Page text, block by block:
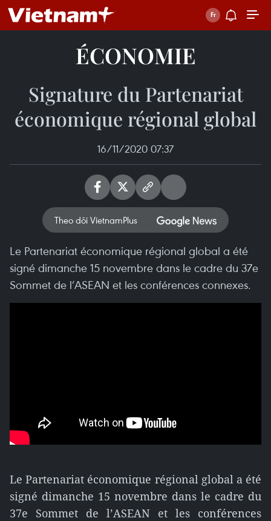
ÉCONOMIE
Signature du Partenariat
économique régional global
16/11/2020 07:37
Theo dõi VietnamPlus
Le Partenariat économique régional global a été
signé dimanche 15 novembre dans le cadre du 37e
Sommet de l’ASEAN et les conférences connexes.
Le Partenariat économique régional global a été
signé dimanche 15 novembre dans le cadre du
37e Sommet de l’ASEAN et les conférences